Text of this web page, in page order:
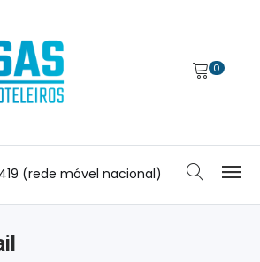
0
(rede móvel nacional)